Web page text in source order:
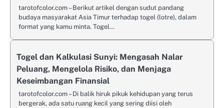
tarotofcolor.com – Berikut artikel dengan sudut pandang
budaya masyarakat Asia Timur terhadap togel (lotre), dalam
format yang kamu minta. Togel…
Togel dan Kalkulasi Sunyi: Mengasah Nalar
Peluang, Mengelola Risiko, dan Menjaga
Keseimbangan Finansial
tarotofcolor.com – Di balik hiruk pikuk kehidupan yang terus
bergerak, ada satu ruang kecil yang sering diisi oleh